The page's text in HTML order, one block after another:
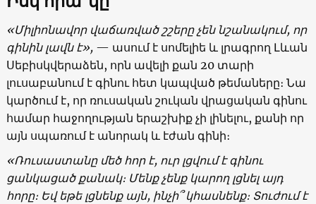
«Միլիոնավոր վաճառված շշերը չեն նշանակում, որ
գինին լավն է», — ասում է սոմելիե և լրագրող Լևան
Սեբիսկվերաձեն, որն ավելի քան 20 տարի
լուսաբանում է գինու հետ կապված թեմաները։ Նա
կարծում է, որ ռուսական շուկան վրացական գինու
համար հաջողության երաշխիք չի լինելու, քանի որ
այն սպառում է անորակ և էժան գինի։
«Ռուսաստանը մեծ հոր է, ուր լցվում է գինու
ցանկացած քանակ։ Մենք չենք կարող լցնել այդ
հորը։ Եվ եթե լցնենք այն, ինչի՞ կհասնենք։ Տուժում է